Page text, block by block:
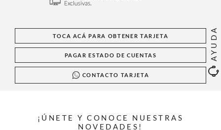
AYUDA
TOCA ACÁ PARA OBTENER TARJETA
PAGAR ESTADO DE CUENTAS
CONTACTO TARJETA
¡ÚNETE Y CONOCE NUESTRAS
NOVEDADES!